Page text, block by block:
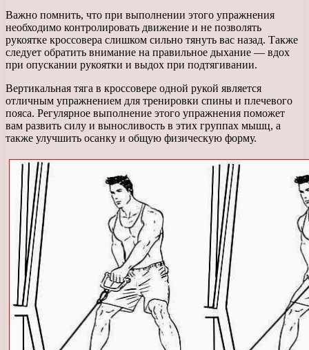
Важно помнить, что при выполнении этого упражнения
необходимо контролировать движение и не позволять
рукоятке кроссовера слишком сильно тянуть вас назад. Также
следует обратить внимание на правильное дыхание — вдох
при опускании рукоятки и выдох при подтягивании.
Вертикальная тяга в кроссовере одной рукой является
отличным упражнением для тренировки спины и плечевого
пояса. Регулярное выполнение этого упражнения поможет
вам развить силу и выносливость в этих группах мышц, а
также улучшить осанку и общую физическую форму.